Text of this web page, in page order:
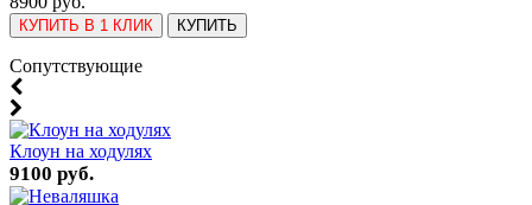
КУПИТЬ В 1 КЛИК КУПИТЬ
Cопутствующие
Клоун на ходулях
9100 руб.